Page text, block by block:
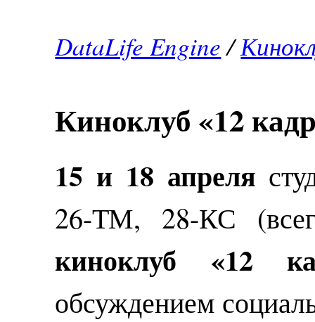
DataLife Engine/
Киноклуб «12
15 и 18 апреля
26-ТМ, 28-КС
киноклуб «12
обсуждением